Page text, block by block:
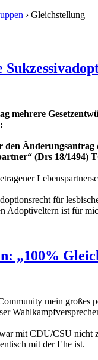
› Gleichstellung
mehrere
Änderungsantrag
(Drs 18/1494)
für
Adoptiveltern ist für
„100%
mein großes
mit CDU/CSU nicht
mit der Ehe ist.